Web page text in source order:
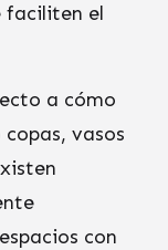
faciliten el
a cómo
vasos
con